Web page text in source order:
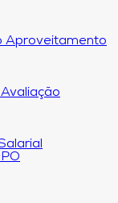
Aproveitamento